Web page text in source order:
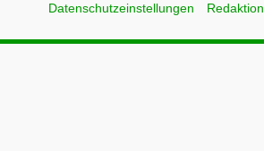
Datenschutzeinstellungen Redaktion